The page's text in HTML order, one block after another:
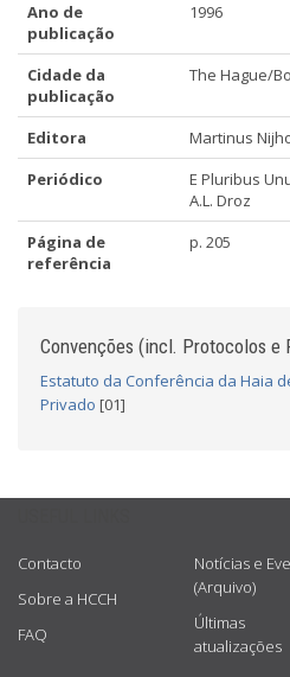
Ano de
publicação
1996
Cidade da
publicação
The Hague/
Editora
Martinus
Periódico
E Pluribus
A.L. Droz
Página de
referência
p. 205
Convenções (incl. Protocolos e
Estatuto da Conferência da Haia
Privado [01]
Contacto
Sobre a HCCH
FAQ
Notícias e
(Arquivo)
Últimas
atualizações